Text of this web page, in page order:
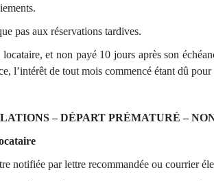
pas aux réservations tardives.
et non payé 10 jours après son
l’intérêt de tout mois commencé étant dû
– DÉPART PRÉMATURÉ –
notifiée par lettre recommandée ou courrier